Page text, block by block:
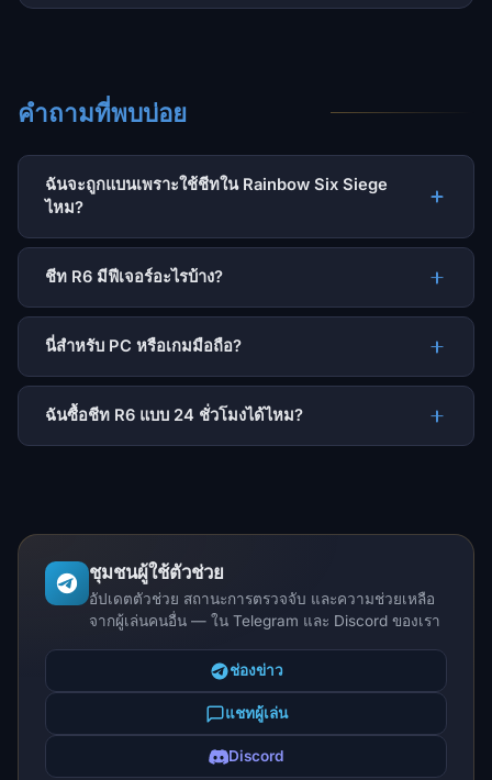
คำถามที่พบบ่อย
ฉันจะถูกแบนเพราะใช้ชีทใน Rainbow Six Siege
ไหม?
ชีท R6 มีฟีเจอร์อะไรบ้าง?
นี่สำหรับ PC หรือเกมมือถือ?
ฉันซื้อชีท R6 แบบ 24 ชั่วโมงได้ไหม?
ชุมชนผู้ใช้ตัวช่วย
อัปเดตตัวช่วย สถานะการตรวจจับ และความช่วยเหลือ
จากผู้เล่นคนอื่น — ใน Telegram และ Discord ของเรา
ช่องข่าว
แชทผู้เล่น
Discord